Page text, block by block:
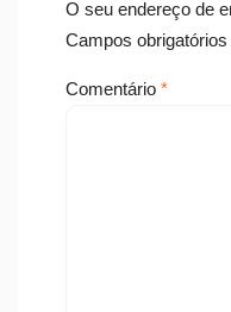
O seu endereço de
Campos
Comentário *